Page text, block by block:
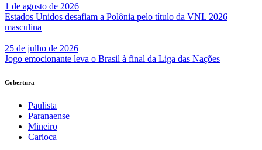
1 de agosto de 2026
Estados Unidos desafiam a Polônia pelo título da VNL 2026
masculina
25 de julho de 2026
Jogo emocionante leva o Brasil à final da Liga das Nações
Cobertura
Paulista
Paranaense
Mineiro
Carioca